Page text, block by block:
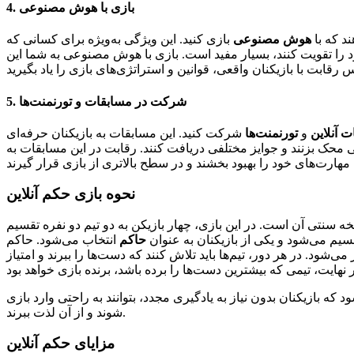
4. بازی با هوش مصنوعی
که با هوش مصنوعی بازی کنید. این ویژگی به‌ویژه برای کسانی که
را تقویت کنند، بسیار مفید است. بازی با هوش مصنوعی به شما این
5. شرکت در مسابقات و تورنمنت‌ها
آنلاین وتورنمنت‌ها شرکت کنید. این مسابقات به بازیکنان حرفه‌ای
محک بزنند و جوایز مختلفی دریافت کنند. رقابت در این مسابقات به
نحوه بازی حکم آنلاین
سنتی آن است. در این بازی، چهار بازیکن به دو تیم دو نفره تقسیم
می‌شود و یکی از بازیکنان به عنوان حاکم انتخاب می‌شود. حاکم
در هر دور، تیم‌ها باید تلاش کنند که دست‌ها را ببرند و امتیاز
بدون نیاز به یادگیری مجدد، بتوانند به راحتی وارد بازی
شوند و از آن لذت ببرند.
مزایای حکم آنلاین